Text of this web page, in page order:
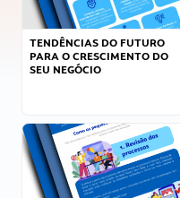
TENDÊNCIAS DO FUTURO
PARA O CRESCIMENTO DO
SEU NEGÓCIO